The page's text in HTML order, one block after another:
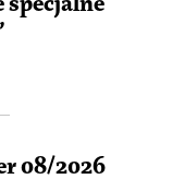
08/2026